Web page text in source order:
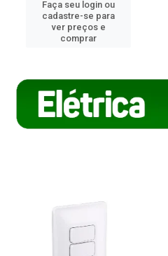
Faça seu login ou
cadastre-se para
ver preços e
comprar